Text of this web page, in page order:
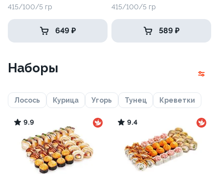
415/100/5 гр
649 ₽
415/100/5 гр
589 ₽
Наборы
Лосось Курица Угорь Тунец Креветки
9.9 9.4